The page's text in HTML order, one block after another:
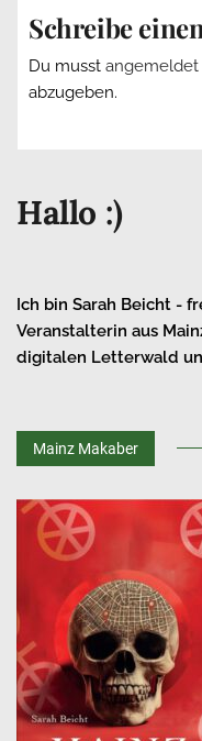
Schreibe
Du musst angemeldet
abzugeben.
Hallo :)
Ich bin Sarah Beicht -
Veranstalterin aus
digitalen Letterwald
Mainz Makaber